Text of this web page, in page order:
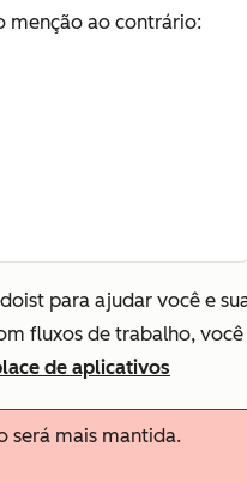
menção ao contrário:
para ajudar você e
fluxos de trabalho, você
de aplicativos
será mais mantida.